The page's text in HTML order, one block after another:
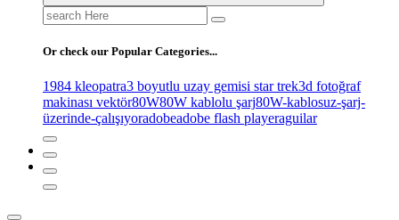
Search
for:
Or check our Popular Categories...
1984 kleopatra3 boyutlu uzay gemisi star trek3d fotoğraf
makinası vektör80W80W kablolu şarj80W-kablosuz-şarj-
üzerinde-çalışıyoradobeadobe flash playeraguilar